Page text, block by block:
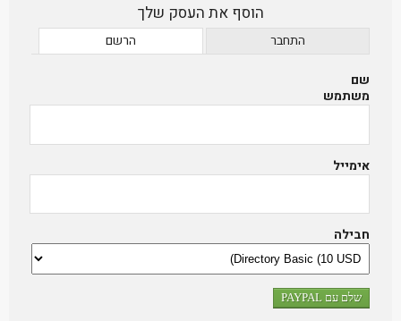
הוסף את העסק שלך
התחבר הרשם
שם
משתמש
אימייל
חבילה